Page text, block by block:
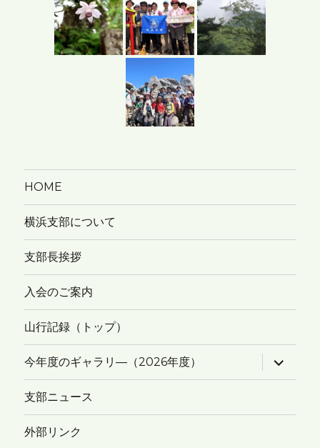
HOME
横浜支部について
支部長挨拶
入会のご案内
山行記録（トップ）
今年度のギャラリ―（2026年度）
サ
ブ
メ
ー
支部ニュース
外部リンク